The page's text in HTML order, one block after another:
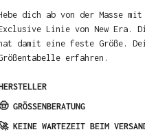
dich ab von der Masse
Linie von New Era.
hat damit eine feste Größe.
erfahren.
GRÖSSENBERATUNG
KEINE WARTEZEIT BEIM